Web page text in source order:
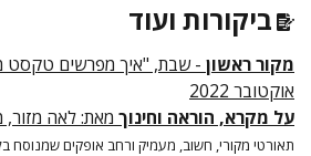
ביקורות ועוד
מקור ראשון - שבת, "איך מפרשים טקסט
אוקטובר 2022
על מקרא, הוראה וחינוך מאת: לאה מזור, מאי
תאורטי מקורי, חשוב, מעמיק ורחב אופקים שמנוסח